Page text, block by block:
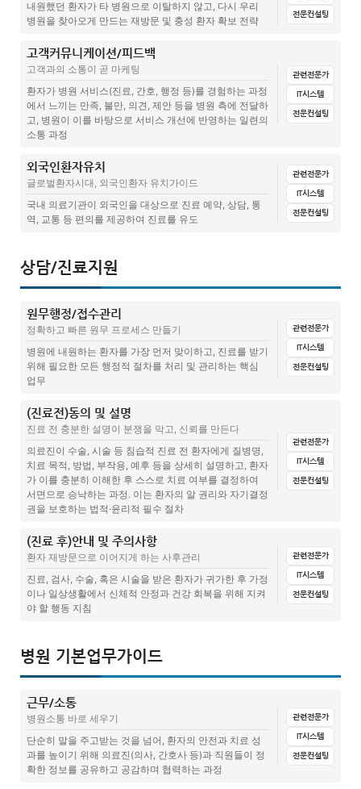
병원마케팅 병원 신뢰도 높이는 법, 원장님 수상 소식 활용법
불법의료광고, "병원 블로그 글을 정비하라는 보건소 공문" 어떻게 처
리해야 할까?
의료심의 모니터링, 정기적으로 해야하는 이유?
[병원홍보실무] 카카오톡 전체고객 대상, 메시지 보내기
병원 카카오톡에 동일한 문의가 반복해서 들어온다면?
병원 카카오톡 채널 비즈니스 채널 전환이 필요하다.
카카오톡 포스트 댓글문의 어떻게 대댓글 달까?
병원 온라인 평판, 리뷰관리가 중요한 이유
병원마케팅핵심, 눈에 띄는 온라인 간판(썸네일, 제목) 만드는 3가지
핵심 요소
온라인 병원 간판세우기: 고객이 잘 보는 곳에 우리 병원이 보이고 있는
가?
병원홈페이지 방문자수 측정, 구글 애널리틱스
신규고객내원동기파악(준비중)
병원마케팅 사례, 신환 유입이 떨어질 때 유용한 신규고객 프로필 분석
병원경영컨설팅, 병원매출, 신환 유입 잘되는 병원 특징 3가지
병원경영컨설팅, 매출, 병원의 신환 VS 구환
내원했던 환자가 타 병원으로 이탈하지 않고, 다시 우리
병원을 찾아오게 만드는 재방문 및 충성 환자 확보 전략
전문컨설팅
전체 문서양식 집계표(설문지+답변)
충성고객(VIP) 관리문서
"소개고객이 진짜 많아요. 홍보를 좀 더 적극적으로 해봤으면 좋겠어
요"
병원도 충성고객 확보를 위해선 홍보마케팅이 필요하다.
[병원홍보개념] 병원고객후기 콘텐츠에 대하여
병원 기존 고객 관리 어떻게 하고 있나? – VIP 고객관리
기존 고객을 놓치지 마세요 : 병원 성공을 위한 필수 전략
고객커뮤니케이션/피드백
고객과의 소통이 곧 마케팅
환자가 병원 서비스(진료, 간호, 행정 등)를 경험하는 과정
에서 느끼는 만족, 불만, 의견, 제안 등을 병원 측에 전달하
고, 병원이 이를 바탕으로 서비스 개선에 반영하는 일련의
소통 과정
관련전문가
IT시스템
전문컨설팅
전체 문서양식 관련글(칼럼)
컴플레인 고객관리 리스트
진료비 인상안내(준비중)
휴진 및 진료안내(준비중) 고객만족도조사(준비중)
의료기관 방문 고객 후기, 어떻게 반응하고 계세요?
[병원홍보개념] 병원고객후기 콘텐츠에 대하여
병원 진료접수 조기마감 안내
병원고객관리, 병원 접수 마감 10분전, 환자를 짜증으로 맞이한 병원
고객 불만을 줄이는 심리적 접근방법
외국인환자유치
글로벌환자시대, 외국인환자 유치가이드
국내 의료기관이 외국인을 대상으로 진료 예약, 상담, 통
역, 교통 등 편의를 제공하여 진료를 유도
관련전문가
IT시스템
전문컨설팅
관련글(칼럼)
외국인 환자 유치 및 응대를 위한 필수업무상식
비수기 매출 올리는 확실한 방법, 외국인 환자를 부르는 팸러닝
병원마켙 : 치료광고 이미지 1시간 내에 뚝딱 만드는 방법
병원마켙 : 나만의 로고 1시간 내에 뚝딱 만드는 방법
의료통역, 국제코디네이터 성형외과/피부과 실무용어
외국인환자유치, 외국어 코디네이터 구인은 했는데 매출이 늘지 않아요
가지
상담/진료지원
원무행정/접수관리
정확하고 빠른 원무 프로세스 만들기
병원에 내원하는 환자를 가장 먼저 맞이하고, 진료를 받기
위해 필요한 모든 행정적 절차를 처리 및 관리하는 핵심
업무
관련전문가
IT시스템
전문컨설팅
전체 문서양식
초진고객문진표(준비중) 제증명발급대장(준비중)
의료기록 사본 발급 및 제증명 신청서
수술전 주의사항(예약증)
입원/퇴원수속 매뉴얼
치료 양도, 양수 동의서
병원행정, 제증명서 이해하기 : 진단명이 들어가는 제증명서
(진료전)동의 및 설명
진료 전 충분한 설명이 분쟁을 막고, 신뢰를 만든다
의료진이 수술, 시술 등 침습적 진료 전 환자에게 질병명,
치료 목적, 방법, 부작용, 예후 등을 상세히 설명하고, 환자
가 이를 충분히 이해한 후 스스로 치료 여부를 결정하여
서면으로 승낙하는 과정. 이는 환자의 알 권리와 자기결정
권을 보호하는 법적·윤리적 필수 절차
관련전문가
IT시스템
전문컨설팅
전체 문서양식 집계표(설문지+답변)
시술동의서(공통)
백내장시술동의서
필러시술 동의서
지방이식 수술 동의서
회원권/패키지 동의서
가슴수술동의서
(진료 후)안내 및 주의사항
환자 재방문으로 이어지게 하는 사후관리
진료, 검사, 수술, 혹은 시술을 받은 환자가 귀가한 후 가정
이나 일상생활에서 신체적 안정과 건강 회복을 위해 지켜
야 할 행동 지침
관련전문가
IT시스템
전문컨설팅
백내장시술후 주의사항
라섹수술후 주의사항
라식 수술 후 안약 사용법
레이저 시술 후 주의사항(준비중)
병원 기본업무가이드
근무/소통
병원소통 바로 세우기
단순히 말을 주고받는 것을 넘어, 환자의 안전과 치료 성
과를 높이기 위해 의료진(의사, 간호사 등)과 직원들이 정
확한 정보를 공유하고 공감하며 협력하는 과정
관련전문가
IT시스템
전문컨설팅